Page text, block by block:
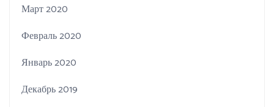
Март 2020
Февраль 2020
Январь 2020
Декабрь 2019